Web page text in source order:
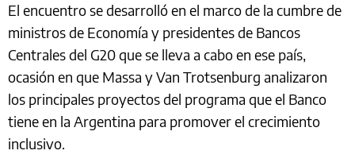
El encuentro se desarrolló en el marco de la cumbre de
ministros de Economía y presidentes de Bancos
Centrales del G20 que se lleva a cabo en ese país,
ocasión en que Massa y Van Trotsenburg analizaron
los principales proyectos del programa que el Banco
tiene en la Argentina para promover el crecimiento
inclusivo.